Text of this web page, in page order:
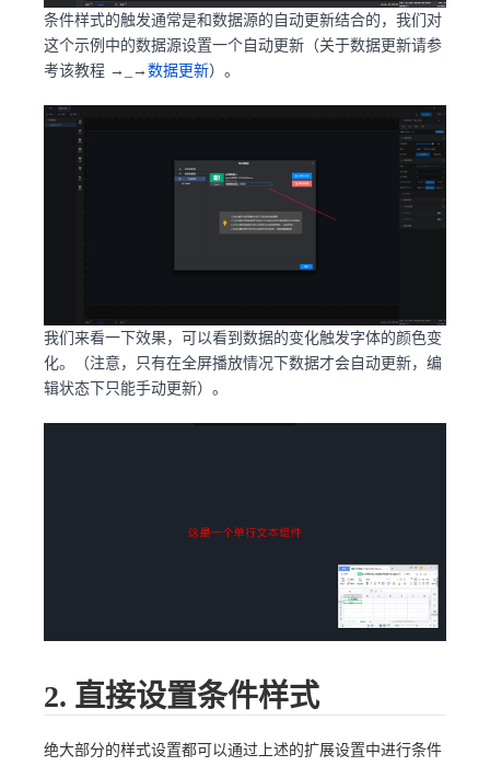
条件样式的触发通常是和数据源的自动更新结合的，我们对
这个示例中的数据源设置一个自动更新（关于数据更新请参
考该教程 →_→ 数据更新）。
我们来看一下效果，可以看到数据的变化触发字体的颜色变
化。（注意，只有在全屏播放情况下数据才会自动更新，编
辑状态下只能手动更新）。
2. 直接设置条件样式
绝大部分的样式设置都可以通过上述的扩展设置中进行条件